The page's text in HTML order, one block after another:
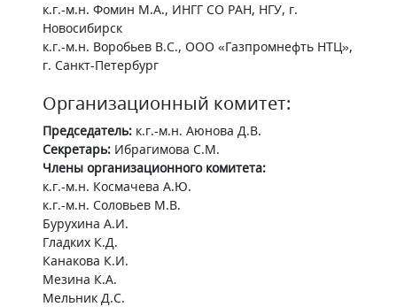
к.г.-м.н. Фомин М.А., ИНГГ СО РАН, НГУ, г.
Новосибирск
к.г.-м.н. Воробьев В.С., ООО «Газпромнефть НТЦ»,
г. Санкт-Петербург
Организационный комитет:
Председатель: к.г.-м.н. Аюнова Д.В.
Cекретарь: Ибрагимова С.М.
Члены организационного комитета:
к.г.-м.н. Космачева А.Ю.
к.г.-м.н. Соловьев М.В.
Бурухина А.И.
Гладких К.Д.
Канакова К.И.
Мезина К.А.
Мельник Д.С.